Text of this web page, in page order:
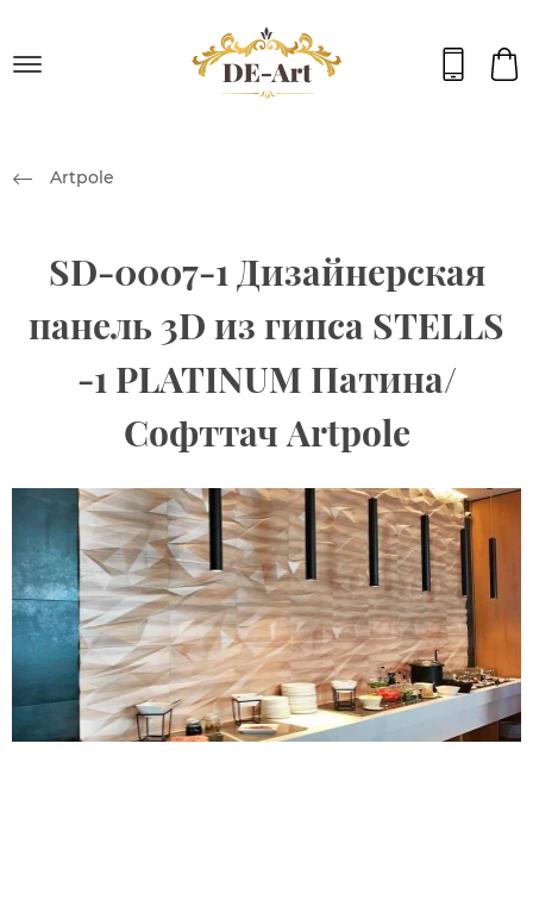
Artpole
SD-0007-1 Дизайнерская
панель 3D из гипса STELLS
-1 PLATINUM Патина/
Софттач Artpole